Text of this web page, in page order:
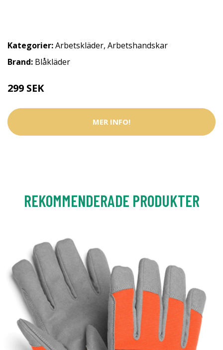
Kategorier:Arbetskläder, Arbetshandskar
Brand: Blåkläder
299 SEK
MER INFO!
REKOMMENDERADE PRODUKTER